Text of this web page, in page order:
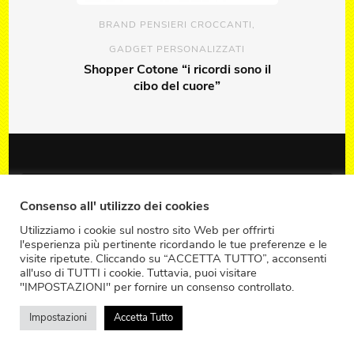
BRAND PENSIERI CROCCANTI,
GADGET PERSONALIZZATI
Shopper Cotone “i ricordi sono il
cibo del cuore”
Questo sito web non rappresenta una testata
giornalistica in quanto viene aggiornato senza
alcuna periodicità, non può pertanto considerarsi
un prodotto editoriale ai sensi della legge n.
Consenso all' utilizzo dei cookies
Utilizziamo i cookie sul nostro sito Web per offrirti
l'esperienza più pertinente ricordando le tue preferenze e le
visite ripetute. Cliccando su “ACCETTA TUTTO”, acconsenti
all'uso di TUTTI i cookie. Tuttavia, puoi visitare
"IMPOSTAZIONI" per fornire un consenso controllato.
Impostazioni Accetta Tutto